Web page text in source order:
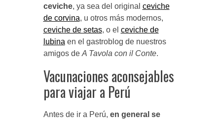
ceviche, ya sea del original ceviche
de corvina, u otros más modernos,
ceviche de setas, o el ceviche de
lubina en el gastroblog de nuestros
amigos de A Tavola con il Conte.
Vacunaciones aconsejables
para viajar a Perú
Antes de ir a Perú, en general se